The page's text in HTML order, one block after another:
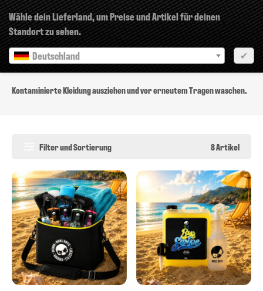
Wähle dein Lieferland, um Preise und Artikel für deinen
Standort zu sehen.
Deutschland
✔
P362 + P364
Kontaminierte Kleidung ausziehen und vor erneutem Tragen waschen.
Filter und Sortierung 8 Artikel